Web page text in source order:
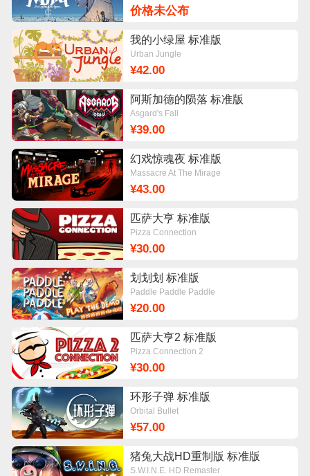
价格未公布
我的小绿屋 标准版
Urban Jungle
¥42.00
阿斯加德的陨落 标准版
Asgard's Fall
¥39.00
幻戏惊魂夜 标准版
Massacre At The Mirage
¥43.00
匹萨大亨 标准版
Pizza Connection
¥30.00
划划划 标准版
Paddle Paddle Paddle
¥20.00
匹萨大亨2 标准版
Pizza Connection 2
¥30.00
环形子弹 标准版
Orbital Bullet
¥57.00
猪兔大战HD重制版 标准版
S.W.I.N.E. HD Remaster